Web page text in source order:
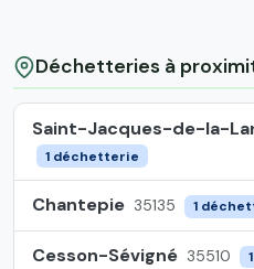
Déchetteries à
Saint-Jacques-de-la-
1 déchetterie
Chantepie 35135 1
Cesson-Sévigné 35510